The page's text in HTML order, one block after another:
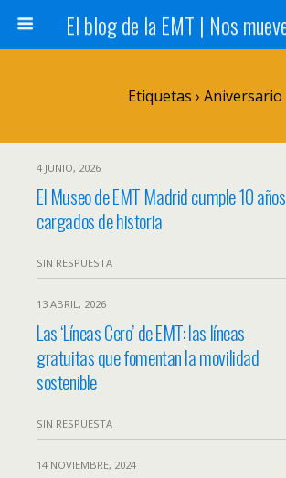
Etiquetas › Aniversario
4 JUNIO, 2026
El Museo de EMT Madrid cumple 10 años
cargados de historia
SIN RESPUESTA
13 ABRIL, 2026
Las ‘Líneas Cero’ de EMT: las líneas
gratuitas que fomentan la movilidad
sostenible
SIN RESPUESTA
14 NOVIEMBRE, 2024